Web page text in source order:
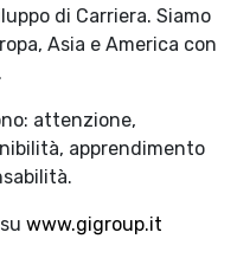
di Carriera. Siamo
Asia e America con
attenzione,
apprendimento
www.gigroup.it